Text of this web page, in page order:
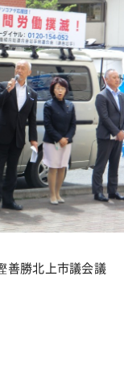
北上市議会議